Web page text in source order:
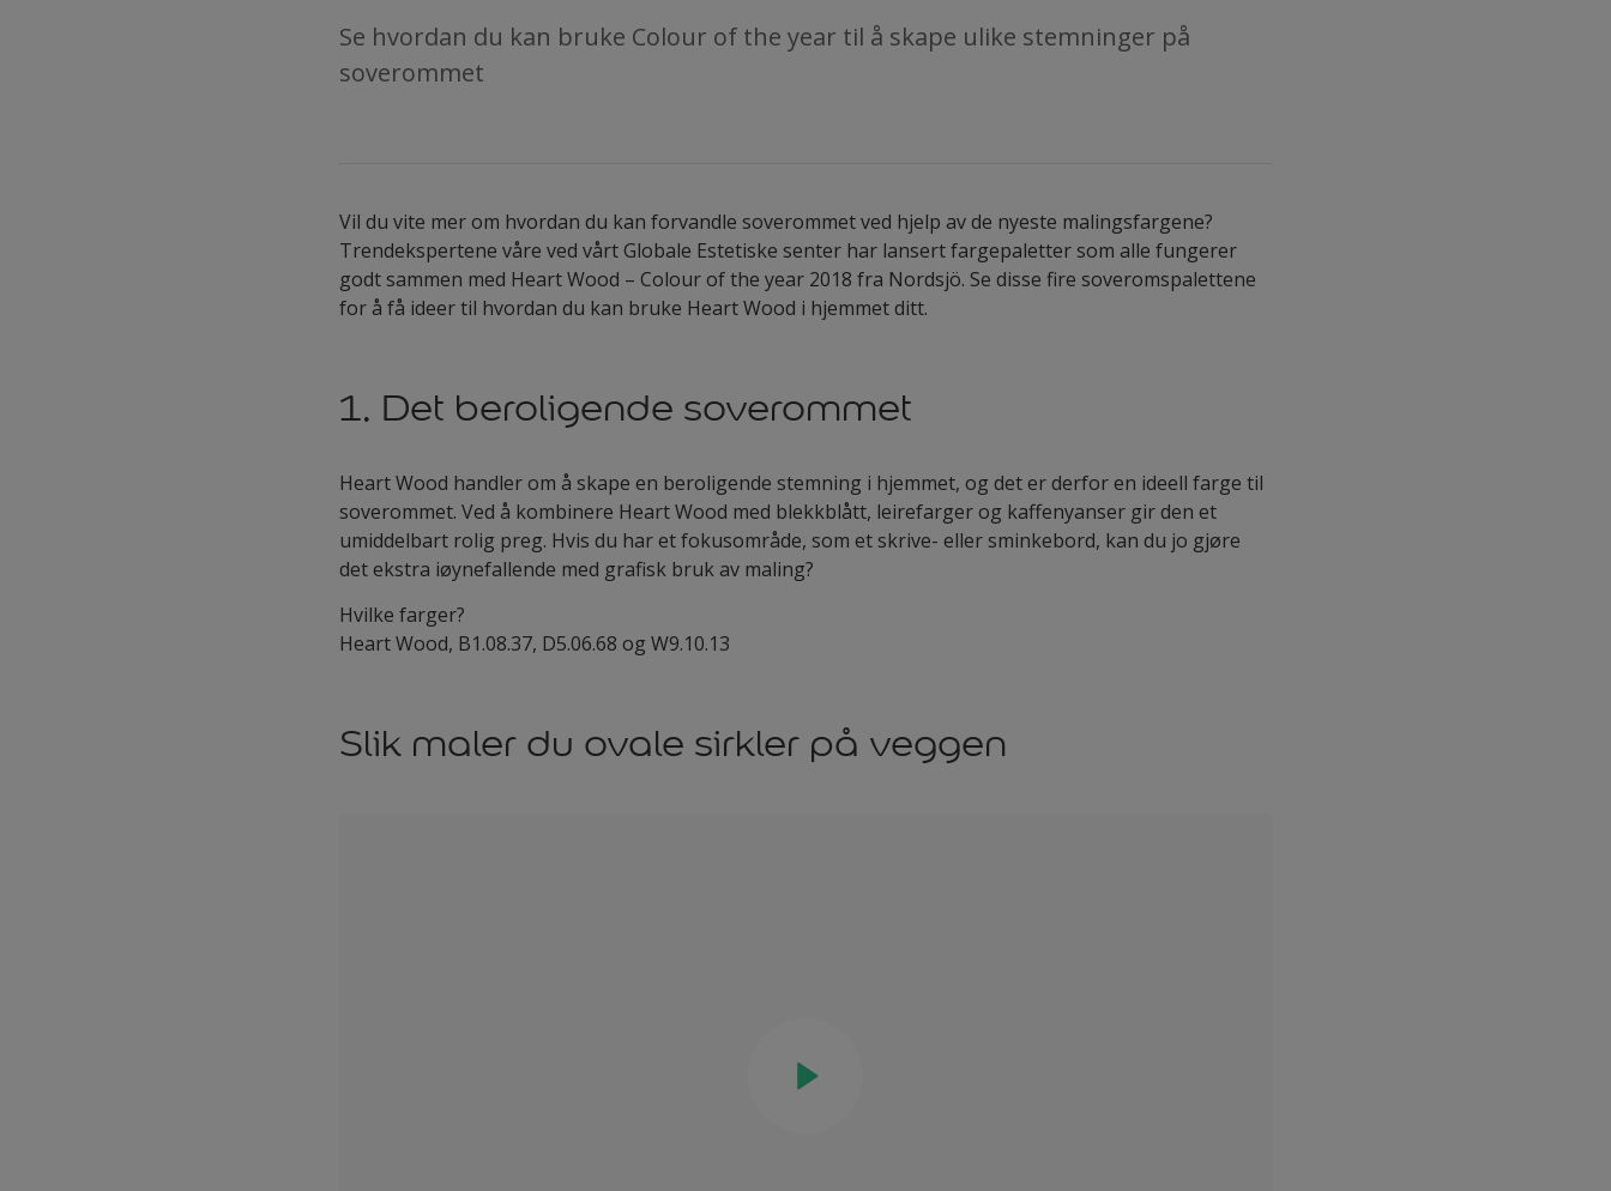
Se hvordan du kan bruke Colour of the year til å skape ulike stemninger på
soverommet
Vil du vite mer om hvordan du kan forvandle soverommet ved hjelp av de nyeste malingsfargene?
Trendekspertene våre ved vårt Globale Estetiske senter har lansert fargepaletter som alle fungerer
godt sammen med Heart Wood – Colour of the year 2018 fra Nordsjö. Se disse fire soveromspalettene
for å få ideer til hvordan du kan bruke Heart Wood i hjemmet ditt.
1. Det beroligende soverommet
Heart Wood handler om å skape en beroligende stemning i hjemmet, og det er derfor en ideell farge til
soverommet. Ved å kombinere Heart Wood med blekkblått, leirefarger og kaffenyanser gir den et
umiddelbart rolig preg. Hvis du har et fokusområde, som et skrive- eller sminkebord, kan du jo gjøre
det ekstra iøynefallende med grafisk bruk av maling?
Hvilke farger?
Heart Wood, B1.08.37, D5.06.68 og W9.10.13
Slik maler du ovale sirkler på veggen